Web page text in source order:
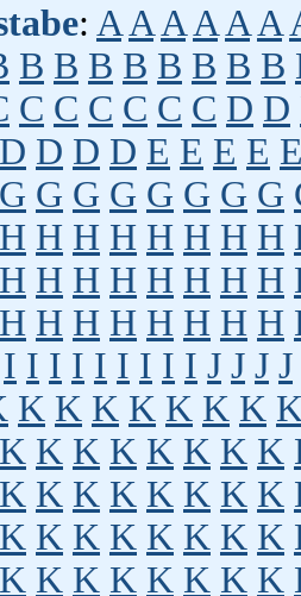
: A A A A A A
B B B B B B B B
C C C C C C D D
D D D D E E E E
G G G G G G G G
H H H H H H H H
H H H H H H H H
H H H H H H H H
I I I I I I I I I J J J J
K K K K K K K
K K K K K K K K
K K K K K K K K
K K K K K K K K
K K K K K K K K